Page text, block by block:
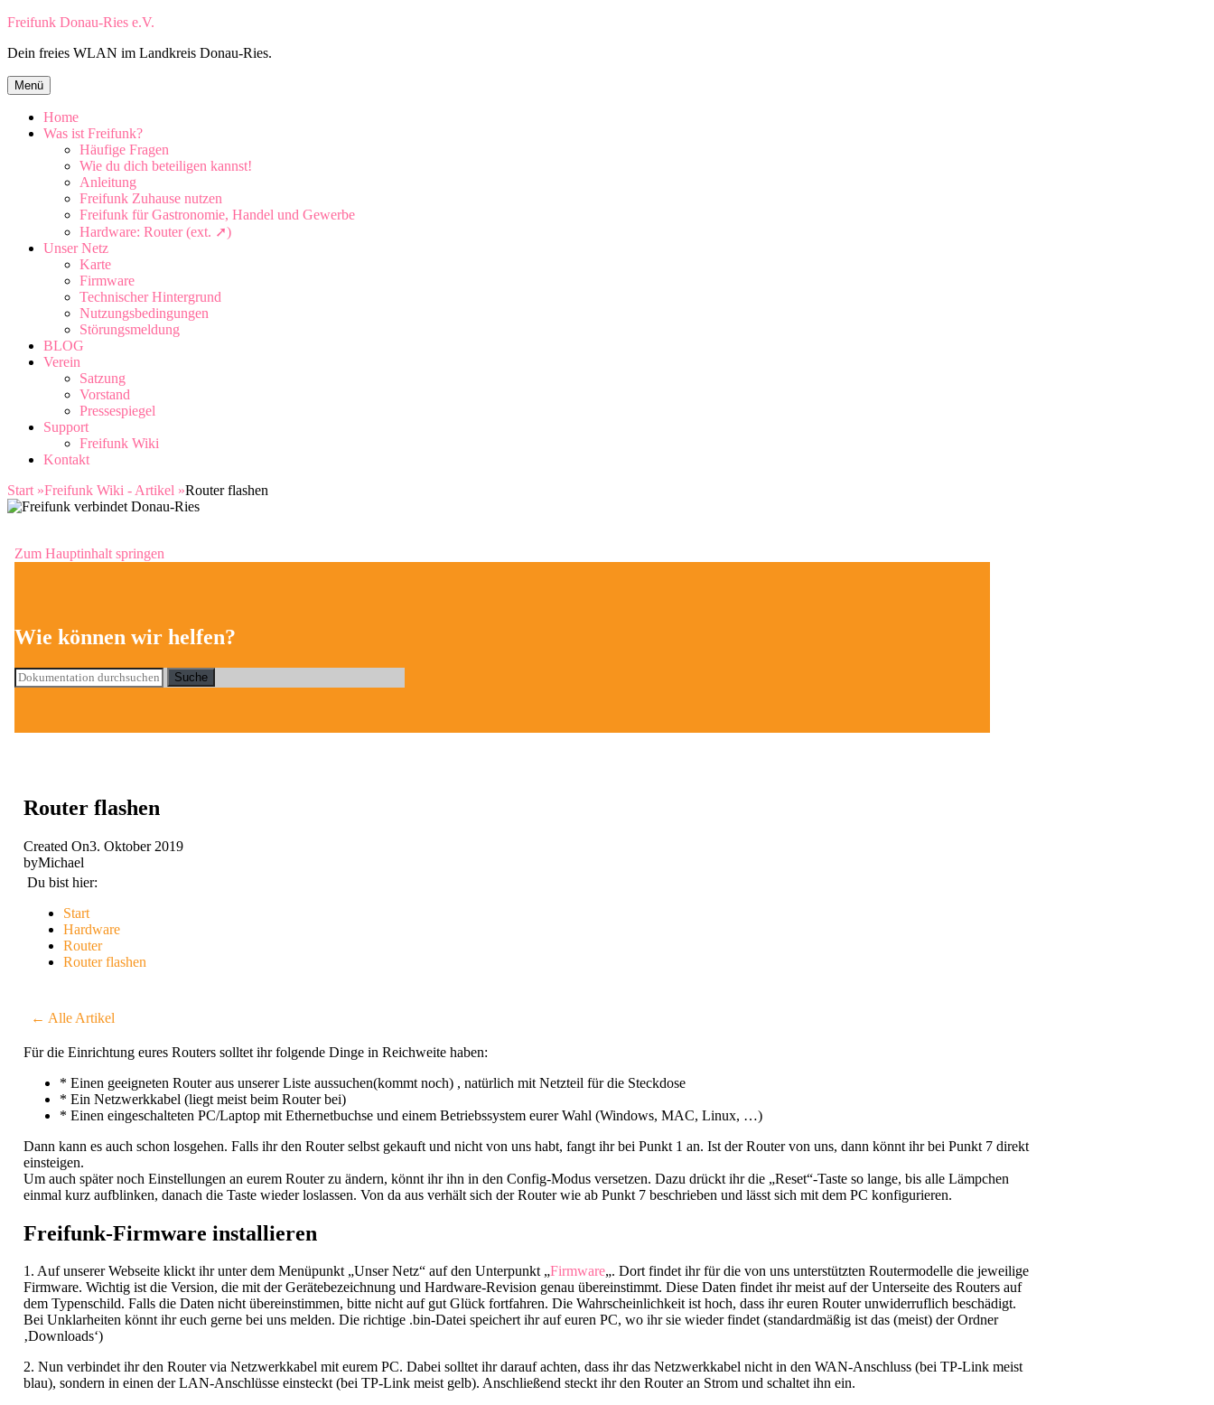
Zum
springen
Freifunk Donau-Ries e.V.
Dein freies WLAN im Landkreis Donau-Ries.
Menü Zum
Inhalt
springen
Home
Was ist Freifunk?
Häufige Fragen
Wie du dich beteiligen kannst!
Anleitung
Freifunk Zuhause nutzen
Freifunk für Gastronomie, Handel und Gewerbe
Hardware: Router (ext. ➚)
Unser Netz
Karte
Firmware
Technischer Hintergrund
Nutzungsbedingungen
Störungsmeldung
BLOG
Verein
Satzung
Vorstand
Pressespiegel
Support
Freifunk Wiki
Kontakt
Start »Freifunk Wiki - Artikel »Router flashen
Zum Hauptinhalt springen
Wie können wir helfen?
Suche
Router flashen
Created On3. Oktober 2019
byMichael
Du bist hier:
Start
Hardware
Router
Router flashen
← Alle Artikel
Für die Einrichtung eures Routers solltet ihr folgende Dinge in Reichweite haben:
* Einen geeigneten Router aus unserer Liste aussuchen(kommt noch) , natürlich mit Netzteil für die Steckdose
* Ein Netzwerkkabel (liegt meist beim Router bei)
* Einen eingeschalteten PC/Laptop mit Ethernetbuchse und einem Betriebssystem eurer Wahl (Windows, MAC, Linux, …)
Dann kann es auch schon losgehen. Falls ihr den Router selbst gekauft und nicht von uns habt, fangt ihr bei Punkt 1 an. Ist der Router von uns, dann könnt ihr bei Punkt 7 direkt
einsteigen.
Um auch später noch Einstellungen an eurem Router zu ändern, könnt ihr ihn in den Config-Modus versetzen. Dazu drückt ihr die „Reset“-Taste so lange, bis alle Lämpchen
einmal kurz aufblinken, danach die Taste wieder loslassen. Von da aus verhält sich der Router wie ab Punkt 7 beschrieben und lässt sich mit dem PC konfigurieren.
Freifunk-Firmware installieren
1. Auf unserer Webseite klickt ihr unter dem Menüpunkt „Unser Netz“ auf den Unterpunkt „Firmware„. Dort findet ihr für die von uns unterstützten Routermodelle die jeweilige
Firmware. Wichtig ist die Version, die mit der Gerätebezeichnung und Hardware-Revision genau übereinstimmt. Diese Daten findet ihr meist auf der Unterseite des Routers auf
dem Typenschild. Falls die Daten nicht übereinstimmen, bitte nicht auf gut Glück fortfahren. Die Wahrscheinlichkeit ist hoch, dass ihr euren Router unwiderruflich beschädigt.
Bei Unklarheiten könnt ihr euch gerne bei uns melden. Die richtige .bin-Datei speichert ihr auf euren PC, wo ihr sie wieder findet (standardmäßig ist das (meist) der Ordner
‚Downloads‘)
2. Nun verbindet ihr den Router via Netzwerkkabel mit eurem PC. Dabei solltet ihr darauf achten, dass ihr das Netzwerkkabel nicht in den WAN-Anschluss (bei TP-Link meist
blau), sondern in einen der LAN-Anschlüsse einsteckt (bei TP-Link meist gelb). Anschließend steckt ihr den Router an Strom und schaltet ihn ein.